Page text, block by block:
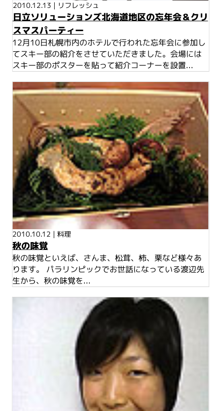
2010.12.13 | リフレッシュ
日立ソリューションズ北海道地区の忘年会＆クリ
スマスパーティー
12月10日札幌市内のホテルで行われた忘年会に参加し
てスキー部の紹介をさせていただきました。会場には
スキー部のポスターを貼って紹介コーナーを設置...
2010.10.12 |料理
秋の味覚
秋の味覚といえば、さんま、松茸、柿、栗など様々あ
ります。 パラリンピックでお世話になっている渡辺先
生から、秋の味覚を...